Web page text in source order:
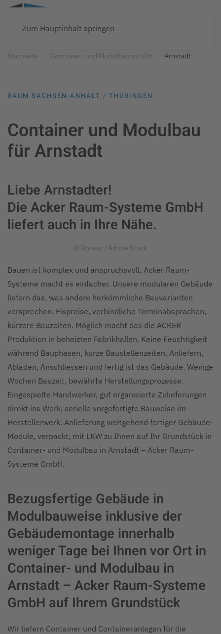
Zum Hauptinhalt springen
Startseite Container- und Modulbau vor Ort Arnstadt
RAUM SACHSEN-ANHALT / THÜRINGEN
Container und Modulbau
für Arnstadt
Liebe Arnstadter!
Die Acker Raum-Systeme GmbH
liefert auch in Ihre Nähe.
© Roman / Adobe Stock
Bauen ist komplex und anspruchsvoll. Acker Raum-
Systeme macht es einfacher. Unsere modularen Gebäude
liefern das, was andere herkömmliche Bauvarianten
versprechen. Fixpreise, verbindliche Terminabsprachen,
kürzere Bauzeiten. Möglich macht das die ACKER
Produktion in beheizten Fabrikhallen. Keine Feuchtigkeit
während Bauphasen, kurze Baustellenzeiten. Anliefern,
Abladen, Anschliessen und fertig ist das Gebäude. Wenige
Wochen Bauzeit, bewährte Herstellungsprozesse.
Eingespielte Handwerker, gut organisierte Zulieferungen
direkt ins Werk, serielle vorgefertigte Bauweise im
Herstellerwerk. Anlieferung weitgehend fertiger Gebäude-
Module, verpackt, mit LKW zu Ihnen auf Ihr Grundstück in
Container- und Modulbau in Arnstadt – Acker Raum-
Systeme GmbH.
Bezugsfertige Gebäude in
Modulbauweise inklusive der
Gebäudemontage innerhalb
weniger Tage bei Ihnen vor Ort in
Container- und Modulbau in
Arnstadt – Acker Raum-Systeme
GmbH auf Ihrem Grundstück
Wir liefern Container und Containeranlagen für die